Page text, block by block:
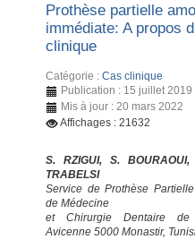
Prothèse partielle
immédiate: A propos
clinique
Catégorie : Cas clinique
Publication : 15 juillet 2019
Mis à jour : 20 mars 2022
Affichages : 21632
S. RZIGUI, S.
TRABELSI
Service de Prothèse
de Médecine
et Chirurgie Dentaire de
Avicenne 5000 Monastir,